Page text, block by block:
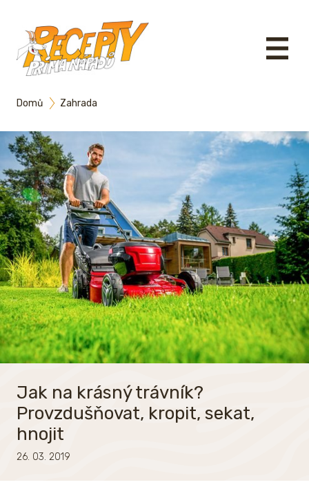
Domů Zahrada
Jak na krásný trávník?
Provzdušňovat, kropit, sekat,
hnojit
26. 03. 2019